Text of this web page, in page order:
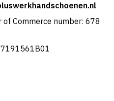
of Commerce number: 678